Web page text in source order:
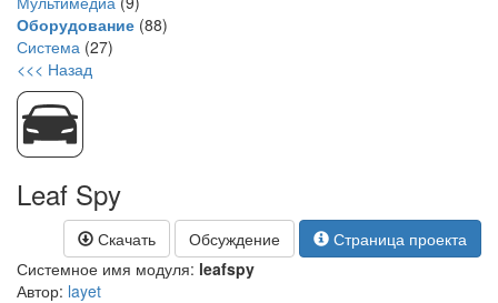
Оборудование (88)
Система (27)
<<< Назад
Leaf Spy
Скачать Обсуждение
Страница проекта
Системное имя модуля: leafspy
Автор: layet